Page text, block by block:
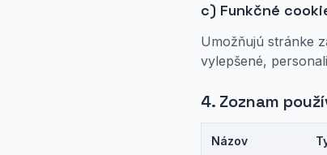
c) Funkčné
Umožňujú stránke
vylepšené,
4. Zoznam
Názov